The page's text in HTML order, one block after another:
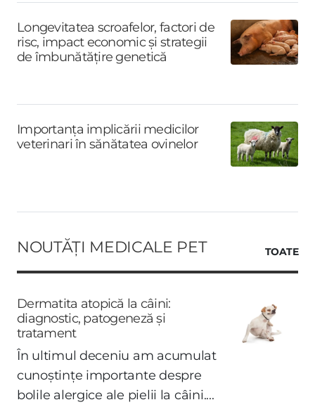
Longevitatea scroafelor, factori de
risc, impact economic și strategii
de îmbunătățire genetică
Importanța implicării medicilor
veterinari în sănătatea ovinelor
NOUTĂȚI MEDICALE PET TOATE
Dermatita atopică la câini:
diagnostic, patogeneză și
tratament
În ultimul deceniu am acumulat
cunoștințe importante despre
bolile alergice ale pielii la câini....